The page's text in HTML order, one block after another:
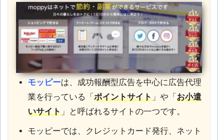
モッピーは、成功報酬型広告を中心に広告代理
業を行っている「 ポイントサイト」や「 お小遣
いサイト」と呼ばれるサイトの一つです。
モッピーでは、クレジットカード発行、ネット